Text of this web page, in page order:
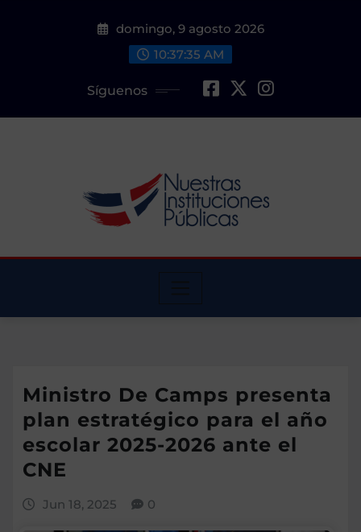
domingo, 9 agosto 2026
10:37:37 AM
Síguenos
Ministro De Camps presenta
plan estratégico para el año
escolar 2025-2026 ante el
CNE
Jun 18, 2025 0